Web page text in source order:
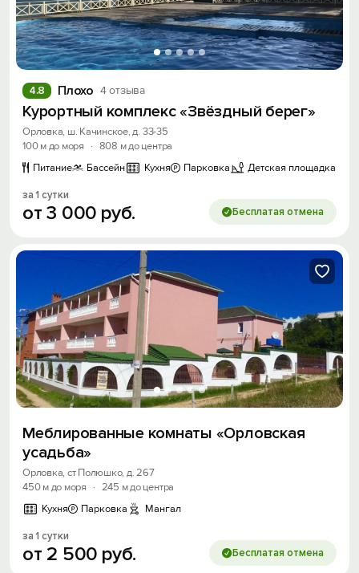
Плохо 4 отзыва
4.8
Курортный комплекс «Звёздный берег»
Орловка, ш. Качинское, д. 33-35
100 м до моря
· 808 м до центра
Питание
Бассейн Кухня Парковка Детская площадка
за 1 сутки
от3 000 руб. Бесплатая отмена
Меблированные комнаты «Орловская
усадьба»
Орловка, ст Полюшко, д. 267
450 м до моря
· 245 м до центра
Кухня
Парковка Мангал
за 1 сутки
от 2 500 руб. Бесплатая отмена